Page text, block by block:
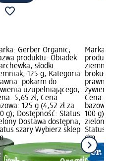
Gerber Organic;
produktu: Obiadek
słodki
125 g; Kategoria
pokarm do
uzupełniającego;
5,65 zł; Cena
125 g (4,52 zł za
g); Dostępność: Status
Dostawa dostępna,
szary Wybierz sklep
Marka:
prawna:
Cena:
bazowa:
100 g);
zielony
Status
dm